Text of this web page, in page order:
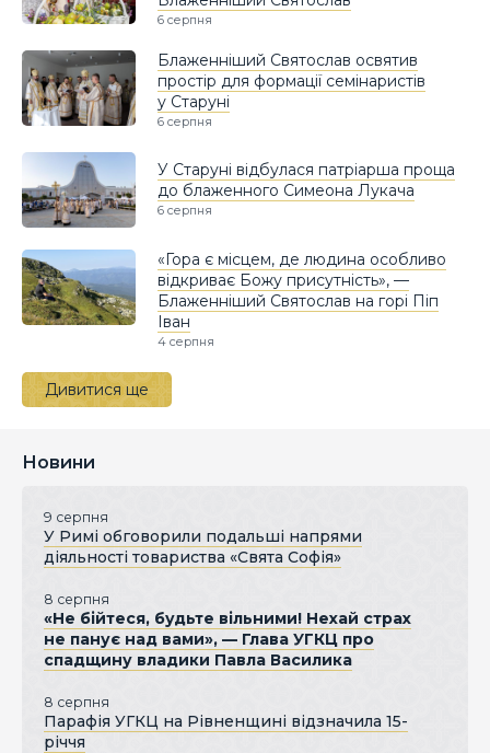
6 серпня
Блаженніший Святослав освятив
простір для формації семінаристів
у Старуні
6 серпня
У Старуні відбулася патріарша проща
до блаженного Симеона Лукача
6 серпня
«Гора є місцем, де людина особливо
відкриває Божу присутність», —
Блаженніший Святослав на горі Піп
Іван
4 серпня
Дивитися ще
Новини
9 серпня
У Римі обговорили подальші напрями
діяльності товариства «Свята Софія»
8 серпня
«Не бійтеся, будьте вільними! Нехай страх
не панує над вами», — Глава УГКЦ про
спадщину владики Павла Василика
8 серпня
Парафія УГКЦ на Рівненщині відзначила 15-
річчя